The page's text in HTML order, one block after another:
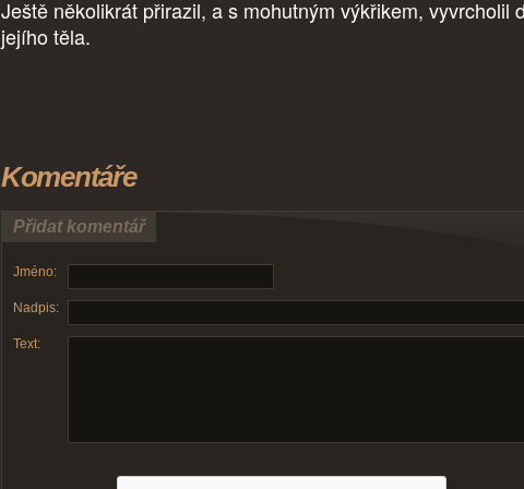
Ještě několikrát přirazil, a s mohutným výkřikem, vyvrcholil
jejího těla.
Komentáře
Přidat komentář
Jméno:
Nadpis:
Text: